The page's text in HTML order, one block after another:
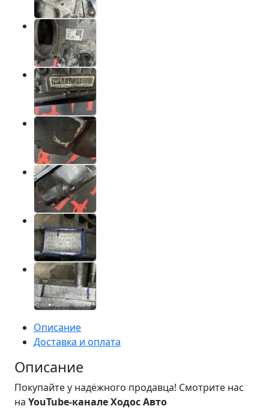
Описание
Доставка и оплата
Описание
Покупайте у надёжного продавца! Смотрите нас
на YouTube-канале Ходос Авто